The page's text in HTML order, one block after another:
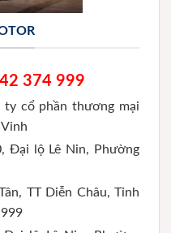
374 999
ty cổ phần thương mại
Đại lộ Lê Nin, Phường
TT Diễn Châu, Tỉnh